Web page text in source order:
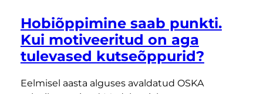
Hobiõppimine saab punkti.
Kui motiveeritud on aga
tulevased kutseõppurid?
Eelmisel aasta alguses avaldatud OSKA